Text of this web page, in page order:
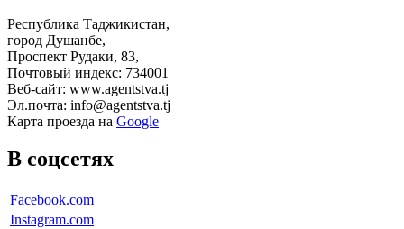
Республика Таджикистан,
город Душанбе,
Проспект Рудаки, 83,
Почтовый индекс: 734001
Веб-сайт: www.agentstva.tj
Эл.почта: info@agentstva.tj
Карта проезда на Google
В соцсетях
Facebook.com
Instagram.com